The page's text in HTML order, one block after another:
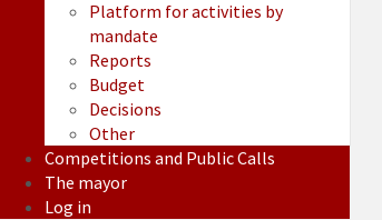
Platform for activities by
mandate
Reports
Budget
Decisions
Other
Competitions and Public Calls
The mayor
Log in